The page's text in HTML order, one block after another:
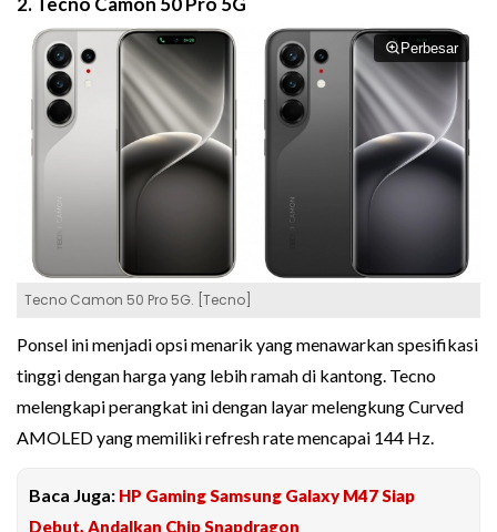
Perbesar
Tecno Camon 50 Pro 5G. [Tecno]
Ponsel ini menjadi opsi menarik yang menawarkan spesifikasi
tinggi dengan harga yang lebih ramah di kantong. Tecno
melengkapi perangkat ini dengan layar melengkung Curved
AMOLED yang memiliki refresh rate mencapai 144 Hz.
Baca Juga: HP Gaming Samsung Galaxy M47 Siap
Debut, Andalkan Chip Snapdragon